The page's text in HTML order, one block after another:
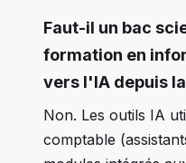
Faut-il un bac
formation en
vers l'IA depuis
Non. Les outils IA
comptable